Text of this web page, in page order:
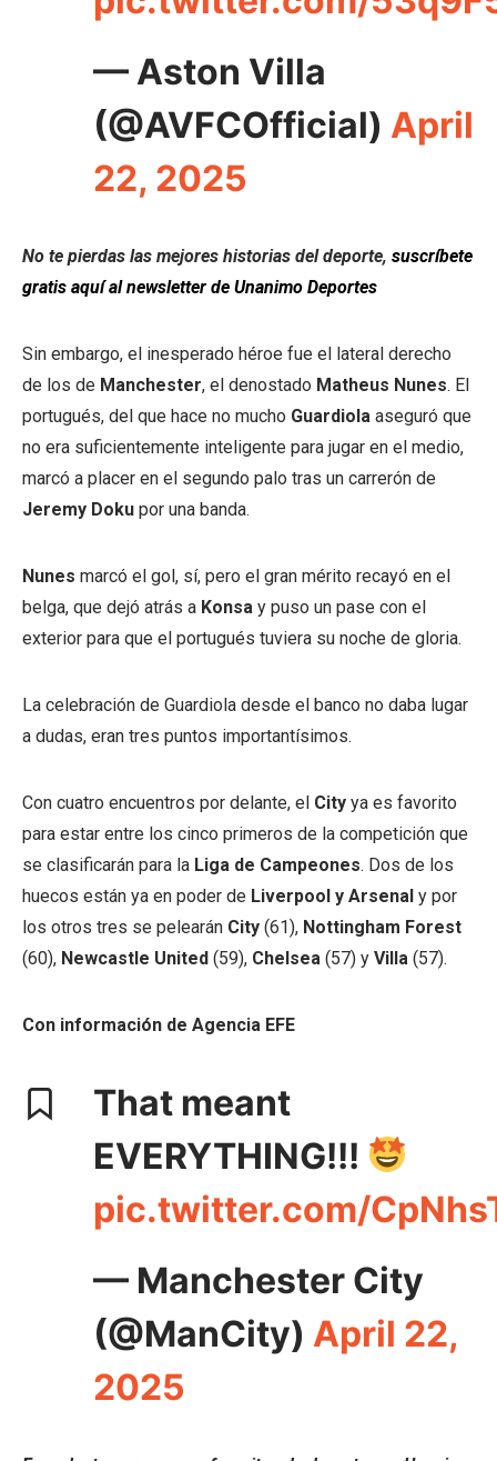
— Aston Villa
(@AVFCOfficial) April
22, 2025
No te pierdas las mejores historias del deporte, suscríbete
gratis aquí al newsletter de Unanimo Deportes
Sin embargo, el inesperado héroe fue el lateral derecho
de los de Manchester, el denostado Matheus Nunes. El
portugués, del que hace no mucho Guardiola aseguró que
no era suficientemente inteligente para jugar en el medio,
marcó a placer en el segundo palo tras un carrerón de
Jeremy Doku por una banda.
Nunes marcó el gol, sí, pero el gran mérito recayó en el
belga, que dejó atrás a Konsa y puso un pase con el
exterior para que el portugués tuviera su noche de gloria.
La celebración de Guardiola desde el banco no daba lugar
a dudas, eran tres puntos importantísimos.
Con cuatro encuentros por delante, el City ya es favorito
para estar entre los cinco primeros de la competición que
se clasificarán para la Liga de Campeones. Dos de los
huecos están ya en poder de Liverpool y Arsenal y por
los otros tres se pelearán City (61), Nottingham Forest
(60), Newcastle United (59), Chelsea (57) y Villa (57).
Con información de Agencia EFE
That meant
EVERYTHING!!!
pic.twitter.com/
— Manchester City
(@ManCity) April 22,
2025